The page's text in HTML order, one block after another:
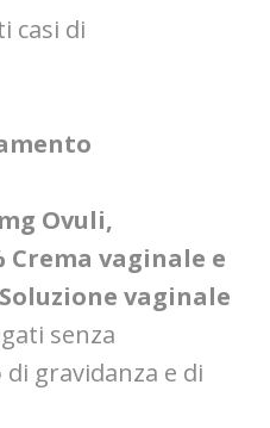
casi di
Ovuli,
Crema vaginale e
Soluzione vaginale
senza
gravidanza e di